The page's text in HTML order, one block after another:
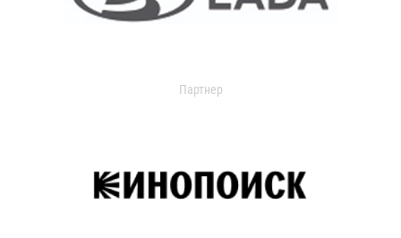
Партнер